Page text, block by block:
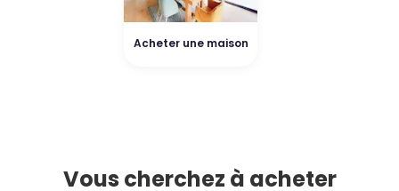
Acheter une maison
Vous cherchez à acheter